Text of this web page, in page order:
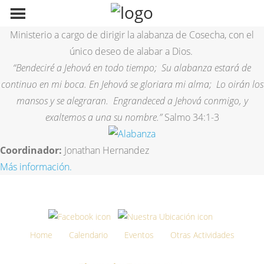
Ministerio a cargo de dirigir la alabanza de Cosecha, con el
único deseo de alabar a Dios.
“Bendeciré a Jehová en todo tiempo; Su alabanza estará de
continuo en mi boca. En Jehová se gloriara mi alma; Lo oirán los
mansos y se alegraran. Engrandeced a Jehová conmigo, y
exaltemos a una su nombre.”Salmo 34:1-3
Coordinador: Jonathan Hernandez
Más información.
Home Calendario Eventos Otras Actividades